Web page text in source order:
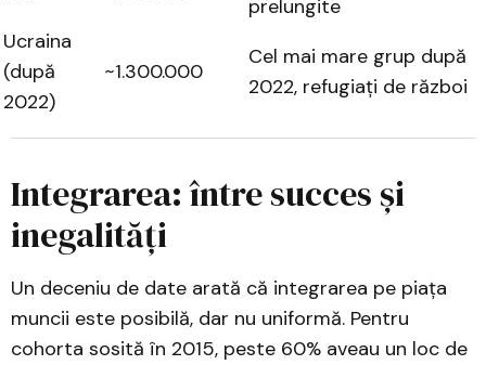
prelungite
Ucraina
(după
2022)
~1.300.000
Cel mai mare grup după
2022, refugiați de război
Integrarea: între succes și
inegalități
Un deceniu de date arată că integrarea pe piața
muncii este posibilă, dar nu uniformă. Pentru
cohorta sosită în 2015, peste 60% aveau un loc de